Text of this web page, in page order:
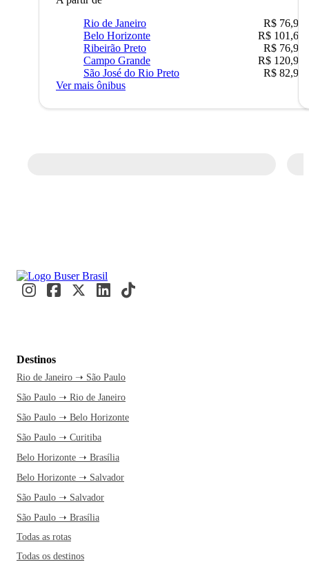
Rio de Janeiro
R$ 76,90
Belo Horizonte
R$ 101,67
Ribeirão Preto
R$ 76,90
Campo Grande
R$ 120,90
São José do Rio Preto
R$ 82,90
Ver mais ônibus
Destinos
Rio de Janeiro ➝ São Paulo
São Paulo ➝ Rio de Janeiro
São Paulo ➝ Belo Horizonte
São Paulo ➝ Curitiba
Belo Horizonte ➝ Brasília
Belo Horizonte ➝ Salvador
São Paulo ➝ Salvador
São Paulo ➝ Brasília
Todas as rotas
Todas os destinos